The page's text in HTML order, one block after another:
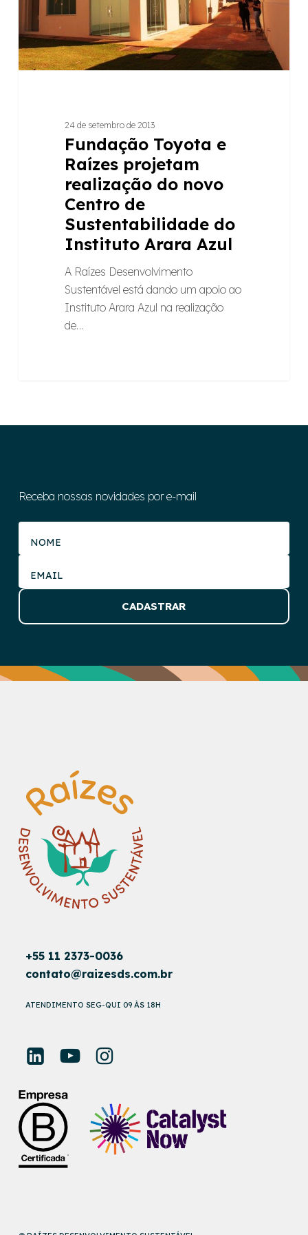
novo
Centro
de
24 de setembro de 2013
Fundação Toyota e
Raízes projetam
realização do novo
Centro de
Sustentabilidade do
Instituto Arara Azul
A Raízes Desenvolvimento
Sustentável está dando um apoio ao
Instituto Arara Azul na realização
de…
Receba nossas novidades por e-mail
+55 11 2373-0036
contato@raizesds.com.br
ATENDIMENTO SEG-QUI 09 ÀS 18H